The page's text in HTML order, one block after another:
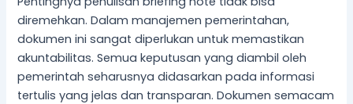
diremehkan. Dalam manajemen pemerintahan,
dokumen ini sangat diperlukan untuk memastikan
akuntabilitas. Semua keputusan yang diambil oleh
pemerintah seharusnya didasarkan pada informasi
tertulis yang jelas dan transparan. Dokumen semacam